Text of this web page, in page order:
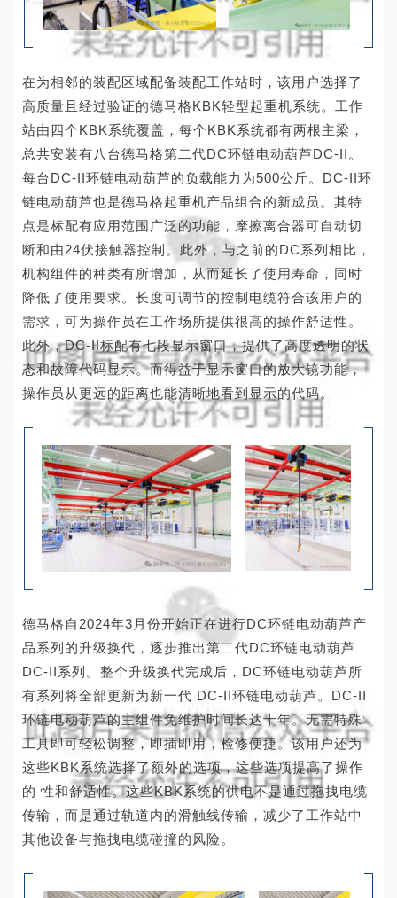
在为相邻的装配区域配备装配工作站时，该用户选择了
高质量且经过验证的德马格KBK轻型起重机系统。工作
站由四个KBK系统覆盖，每个KBK系统都有两根主梁，
总共安装有八台德马格第二代DC环链电动葫芦DC-II。
每台DC-II环链电动葫芦的负载能力为500公斤。DC-II环
链电动葫芦也是德马格起重机产品组合的新成员。其特
点是标配有应用范围广泛的功能，摩擦离合器可自动切
断和由24伏接触器控制。此外，与之前的DC系列相比，
机构组件的种类有所增加，从而延长了使用寿命，同时
降低了使用要求。长度可调节的控制电缆符合该用户的
需求，可为操作员在工作场所提供很高的操作舒适性。
此外，DC-II标配有七段显示窗口，提供了高度透明的状
态和故障代码显示。而得益于显示窗口的放大镜功能，
操作员从更远的距离也能清晰地看到显示的代码。
德马格自2024年3月份开始正在进行DC环链电动葫芦产
品系列的升级换代，逐步推出第二代DC环链电动葫芦
DC-II系列。整个升级换代完成后，DC环链电动葫芦所
有系列将全部更新为新一代 DC-II环链电动葫芦。DC-II
环链电动葫芦的主组件免维护时间长达十年。无需特殊
工具即可轻松调整，即插即用，检修便捷。该用户还为
这些KBK系统选择了额外的选项，这些选项提高了操作
的 性和舒适性。这些KBK系统的供电不是通过拖拽电缆
传输，而是通过轨道内的滑触线传输，减少了工作站中
其他设备与拖拽电缆碰撞的风险。